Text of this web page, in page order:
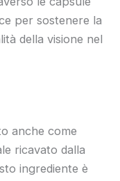
per sostenere la
della visione nel
anche come
ricavato dalla
ingrediente è